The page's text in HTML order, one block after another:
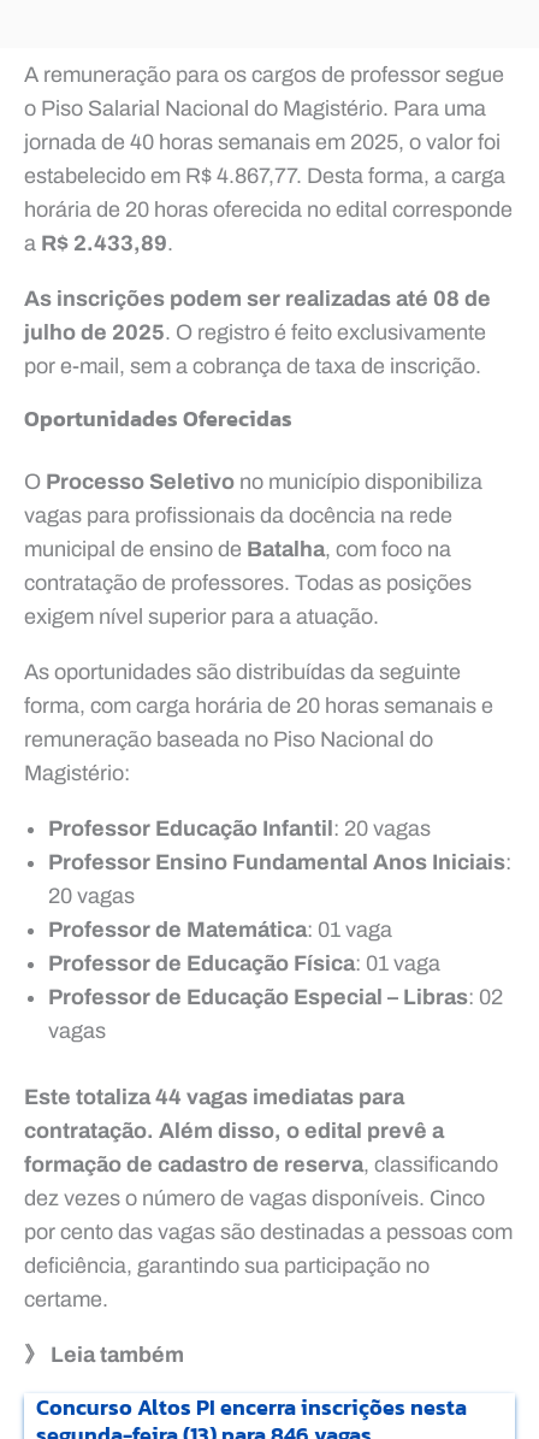
A remuneração para os cargos de professor segue
o Piso Salarial Nacional do Magistério. Para uma
jornada de 40 horas semanais em 2025, o valor foi
estabelecido em R$ 4.867,77. Desta forma, a carga
horária de 20 horas oferecida no edital corresponde
a R$ 2.433,89.
As inscrições podem ser realizadas até 08 de
julho de 2025. O registro é feito exclusivamente
por e-mail, sem a cobrança de taxa de inscrição.
Oportunidades Oferecidas
O Processo Seletivo no município disponibiliza
vagas para profissionais da docência na rede
municipal de ensino de Batalha, com foco na
contratação de professores. Todas as posições
exigem nível superior para a atuação.
As oportunidades são distribuídas da seguinte
forma, com carga horária de 20 horas semanais e
remuneração baseada no Piso Nacional do
Magistério:
Professor Educação Infantil: 20 vagas
Professor Ensino Fundamental Anos Iniciais:
20 vagas
Professor de Matemática: 01 vaga
Professor de Educação Física: 01 vaga
Professor de Educação Especial – Libras: 02
vagas
Este totaliza 44 vagas imediatas para
contratação. Além disso, o edital prevê a
formação de cadastro de reserva, classificando
dez vezes o número de vagas disponíveis. Cinco
por cento das vagas são destinadas a pessoas com
deficiência, garantindo sua participação no
certame.
》 Leia também
Concurso Altos PI encerra inscrições nesta